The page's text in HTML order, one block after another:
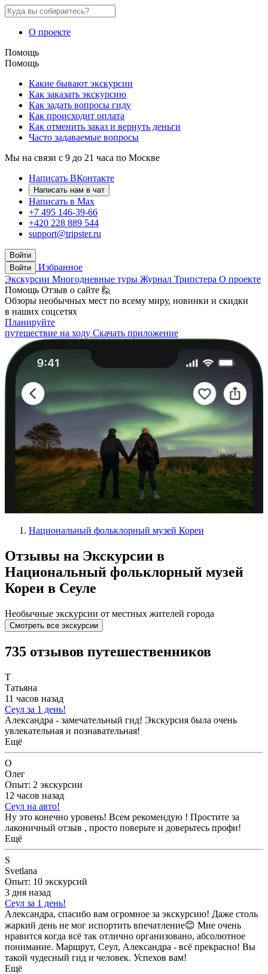
О проекте
Помощь
Помощь
Какие бывают экскурсии
Как заказать экскурсию
Как задать вопросы гиду
Как происходит оплата
Как отменить заказ и вернуть деньги
Часто задаваемые вопросы
Мы на связи с 9 до 21 часа по Москве
Написать ВКонтакте
Написать нам в чат
Написать в Max
+7 495 146-39-66
+420 228 889 544
support@tripster.ru
Войти
Войти
Избранное
Экскурсии Многодневные туры Журнал Трипстера О проекте
Помощь Отзыв о сайте 🙋
Обзоры необычных мест по всему миру, новинки и скидки
в наших соцсетях
Планируйте
путешествие на ходу Скачать приложение
Национальный фольклорный музей Кореи
Отзывы на Экскурсии в
Национальный фольклорный музей
Кореи в Сеуле
Необычные экскурсии от местных жителей города
Смотреть все экскурсии
735 отзывов путешественников
Т
Татьяна
11 часов назад
Сеул за 1 день!
Александра - замечательный гид! Экскурсия была очень
увлекательная и познавательная!
Ещё
О
Олег
Опыт: 2 экскурсии
12 часов назад
Сеул на авто!
Ну это конечно уровень! Всем рекомендую ! Простите за
лаконичный отзыв , просто поверьте и доверьтесь профи!
Ещё
S
Svetlana
Опыт: 10 экскурсий
3 дня назад
Сеул за 1 день!
Александра, спасибо вам огромное за экскурсию! Даже столь
жаркий день не мог испортить впечатление😊 Мне очень
нравится когда всё так отлично организовано, абсолютное
понимание. Маршрут, Сеул, Александра - всё прекрасно! Вы
такой чудесный гид и человек. Успехов вам!
Ещё